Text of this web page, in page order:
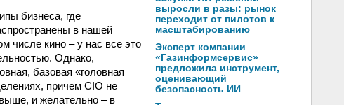
бизнеса, где
в нашей
числе кино – у нас все это
Однако,
базовая «головная
причем CIO не
и желательно – в
выросли в разы: рынок
переходит от пилотов к
масштабированию
Эксперт компании
«Газинформсервис»
предложила инструмент,
оценивающий
безопасность ИИ